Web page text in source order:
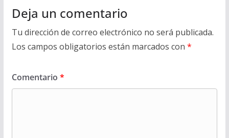
Deja un comentario
Tu dirección de correo electrónico no será publicada.
Los campos obligatorios están marcados con *
Comentario *